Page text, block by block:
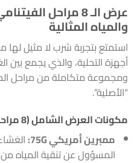
عرض الـ 8 مراحل
والمياه المثالية
استمتع بتجربة شرب لا مثيل
أجهزة التحلية، والذي يجمع بين
ومجموعة متكاملة من مراحل
“الأصلية”.
مكونات العرض الشامل (8 مراحل):
ممبرين أمريكي 75G:
المسؤول عن تنقية المياه من